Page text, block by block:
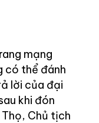
mạng
có thể đánh
lời của đại
khi đón
Chủ tịch